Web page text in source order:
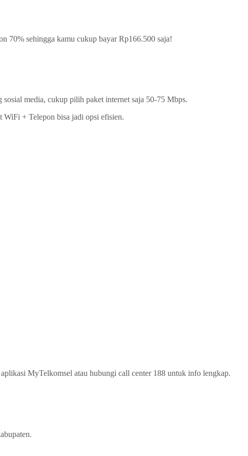
70% sehingga kamu cukup bayar Rp166.500 saja!
media, cukup pilih paket internet saja 50-75 Mbps.
+ Telepon bisa jadi opsi efisien.
MyTelkomsel atau hubungi call center 188 untuk info lengkap.